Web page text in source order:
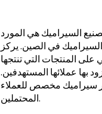
السيراميك هي المورد
في الصين. يركز
المنتجات التي تنتجها
بها عملائها المستهدفين.
سيراميك مخصص للعملاء
المحتملين.